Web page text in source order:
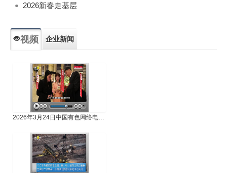
2026新春走基层
视频 企业新闻
2026年3月24日中国有色网络电视新闻